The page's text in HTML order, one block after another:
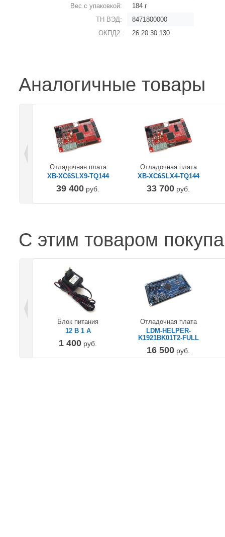
Вес с упаковкой:
184 г
ТН ВЭД:
8471800000
ОКПД2:
26.20.30.130
Аналогичные товары
Отладочная плата
XB-XC6SLX9-TQ144
39 400 руб.
Отладочная плата
XB-XC6SLX4-TQ144
33 700 руб.
С этим товаром
Блок питания
12 В 1 А
1 400 руб.
Отладочная плата
LDM-HELPER-
K1921BK01T2-FULL
16 500 руб.